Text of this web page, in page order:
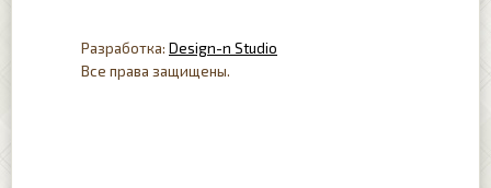
Разработка: Design-n Studio
Все права защищены.